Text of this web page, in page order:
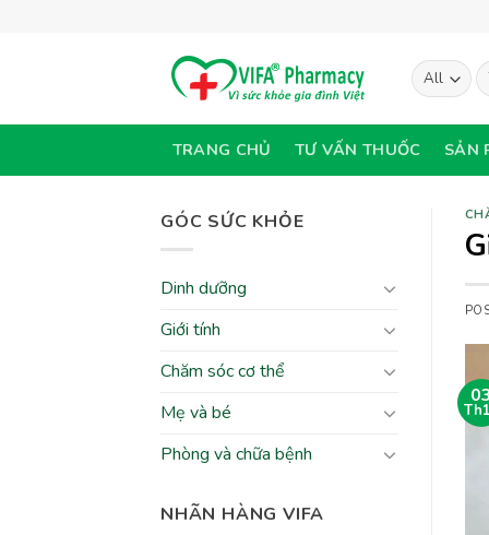
TRANG CHỦ TƯ VẤN THUỐC SẢN
GÓC SỨC KHỎE
Dinh dưỡng
Giới tính
Chăm sóc cơ thể
Mẹ và bé
Phòng và chữa bệnh
NHÃN HÀNG VIFA
03